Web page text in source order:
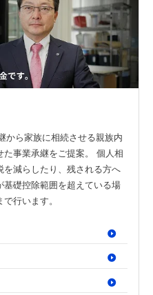
消したい方
Youtube
SMC税理士法人の動画はこちら
Youtube
曽根康正の経営塾チャンネル
ブログ
曽根康正の経営塾
Youtube
報をお届け
から家族に相続させる親族内
事業承継をご提案。 個人相
減らしたり、残される方へ
礎控除範囲を超えている場
行います。